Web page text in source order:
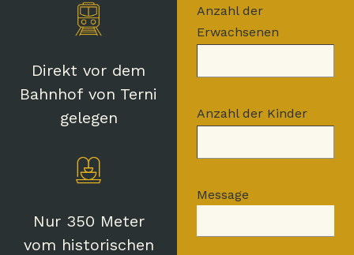
Direkt vor dem
Bahnhof von Terni
gelegen
Nur 350 Meter
vom historischen
Anzahl der
Erwachsenen
Anzahl der Kinder
Message